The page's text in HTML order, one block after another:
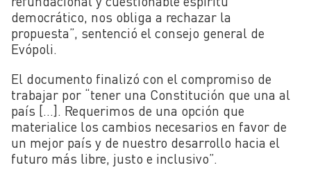
democrático, nos obliga a rechazar la
propuesta”, sentenció el consejo general de
Evópoli.
El documento finalizó con el compromiso de
trabajar por “tener una Constitución que una al
país […]. Requerimos de una opción que
materialice los cambios necesarios en favor de
un mejor país y de nuestro desarrollo hacia el
futuro más libre, justo e inclusivo”.